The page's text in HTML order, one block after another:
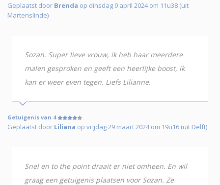
Geplaatst door Brenda op dinsdag 9 april 2024 om 11u38 (uit
Martenslinde)
Sozan. Super lieve vrouw, ik heb haar meerdere
malen gesproken en geeft een heerlijke boost, ik
kan er weer even tegen. Liefs Lilianne.
Getuigenis van 4
Geplaatst door Liliana op vrijdag 29 maart 2024 om 19u16 (uit Delft)
Snel en to the point draait er niet omheen. En wil
graag een getuigenis plaatsen voor Sozan. Ze